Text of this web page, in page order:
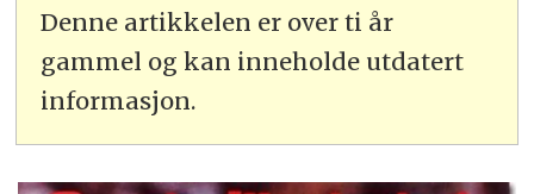
Denne artikkelen er over ti år
gammel og kan inneholde utdatert
informasjon.